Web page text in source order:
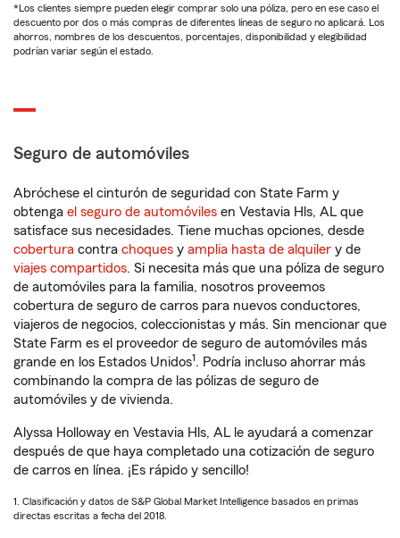
*Los clientes siempre pueden elegir comprar solo una póliza, pero en ese caso el
descuento por dos o más compras de diferentes líneas de seguro no aplicará. Los
ahorros, nombres de los descuentos, porcentajes, disponibilidad y elegibilidad
podrían variar según el estado.
Seguro de automóviles
Abróchese el cinturón de seguridad con State Farm y
obtenga el seguro de automóviles en Vestavia Hls, AL que
satisface sus necesidades. Tiene muchas opciones, desde
cobertura contra choques y amplia hasta de alquiler y de
viajes compartidos. Si necesita más que una póliza de seguro
de automóviles para la familia, nosotros proveemos
cobertura de seguro de carros para nuevos conductores,
viajeros de negocios, coleccionistas y más. Sin mencionar que
State Farm es el proveedor de seguro de automóviles más
grande en los Estados Unidos1. Podría incluso ahorrar más
combinando la compra de las pólizas de seguro de
automóviles y de vivienda.
Alyssa Holloway en Vestavia Hls, AL le ayudará a comenzar
después de que haya completado una cotización de seguro
de carros en línea. ¡Es rápido y sencillo!
1. Clasificación y datos de S&P Global Market Intelligence basados en primas
directas escritas a fecha del 2018.